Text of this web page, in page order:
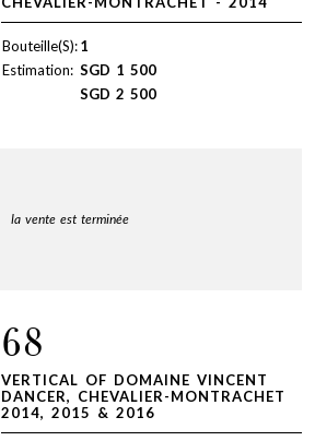
Bouteille(S):1
Estimation: SGD 1 500
SGD 2 500
la vente est terminée
68
VERTICAL OF DOMAINE VINCENT
DANCER, CHEVALIER-MONTRACHET
2014, 2015 & 2016